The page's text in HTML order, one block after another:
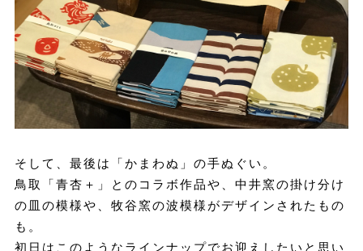
そして、最後は「かまわぬ」の手ぬぐい。
鳥取「青杏＋」とのコラボ作品や、中井窯の掛け分け
の皿の模様や、牧谷窯の波模様がデザインされたもの
も。
初日はこのようなラインナップでお迎えしたいと思い